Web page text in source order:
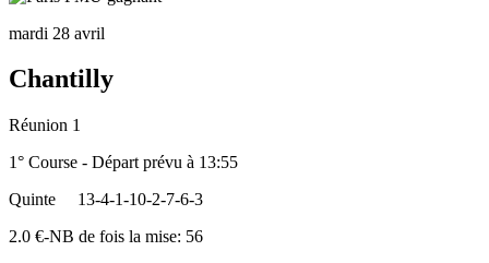
mardi 28 avril
Chantilly
Réunion 1
1° Course - Départ prévu à 13:55
Quinte
13-4-1-10-2-7-6-3
2.0 €-NB de fois la mise: 56